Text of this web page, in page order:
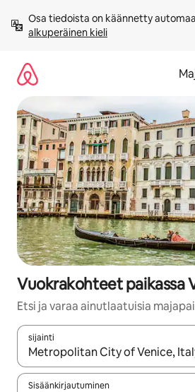
sisältö
väliin
Osa tiedoista on käännetty
alkuperäinen kieli
Vuokrakohteet paikassa
Etsi ja varaa ainutlaatuisia
sijainti
Kun tulokset ovat saatavilla,
Sisäänkirjautuminen